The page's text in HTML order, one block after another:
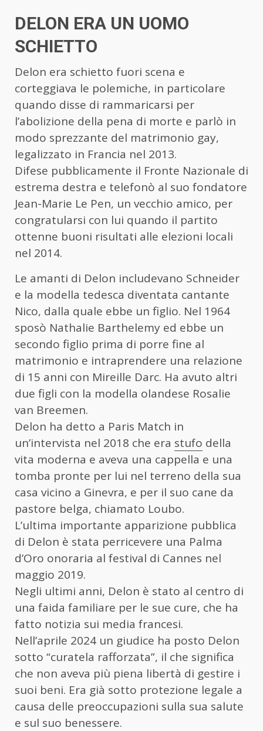
DELON ERA UN UOMO
SCHIETTO
Delon era schietto fuori scena e
corteggiava le polemiche, in particolare
quando disse di rammaricarsi per
l’abolizione della pena di morte e parlò in
modo sprezzante del matrimonio gay,
legalizzato in Francia nel 2013.
Difese pubblicamente il Fronte Nazionale di
estrema destra e telefonò al suo fondatore
Jean-Marie Le Pen, un vecchio amico, per
congratularsi con lui quando il partito
ottenne buoni risultati alle elezioni locali
nel 2014.
Le amanti di Delon includevano Schneider
e la modella tedesca diventata cantante
Nico, dalla quale ebbe un figlio. Nel 1964
sposò Nathalie Barthelemy ed ebbe un
secondo figlio prima di porre fine al
matrimonio e intraprendere una relazione
di 15 anni con Mireille Darc. Ha avuto altri
due figli con la modella olandese Rosalie
van Breemen.
Delon ha detto a Paris Match in
un’intervista nel 2018 che era stufo della
vita moderna e aveva una cappella e una
tomba pronte per lui nel terreno della sua
casa vicino a Ginevra, e per il suo cane da
pastore belga, chiamato Loubo.
L’ultima importante apparizione pubblica
di Delon è stata perricevere una Palma
d’Oro onoraria al festival di Cannes nel
maggio 2019.
Negli ultimi anni, Delon è stato al centro di
una faida familiare per le sue cure, che ha
fatto notizia sui media francesi.
Nell’aprile 2024 un giudice ha posto Delon
sotto “curatela rafforzata”, il che significa
che non aveva più piena libertà di gestire i
suoi beni. Era già sotto protezione legale a
causa delle preoccupazioni sulla sua salute
e sul suo benessere.